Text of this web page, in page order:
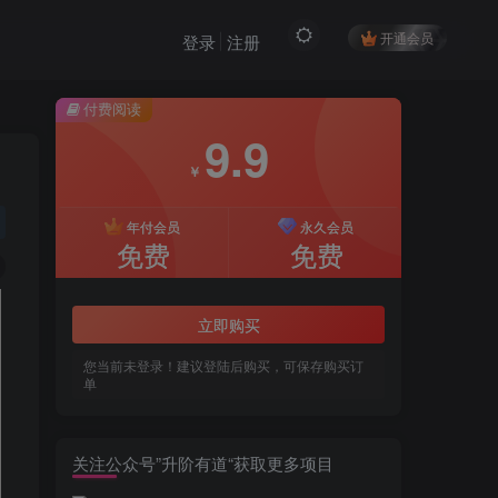
开通会员
登录 注册
付费阅读
￥ 9.9
年付会员
免费
永久会员
免费
立即购买
您当前未登录！建议登陆后购买，可保存购买订
单
关注公众号”升阶有道“获取更多项目